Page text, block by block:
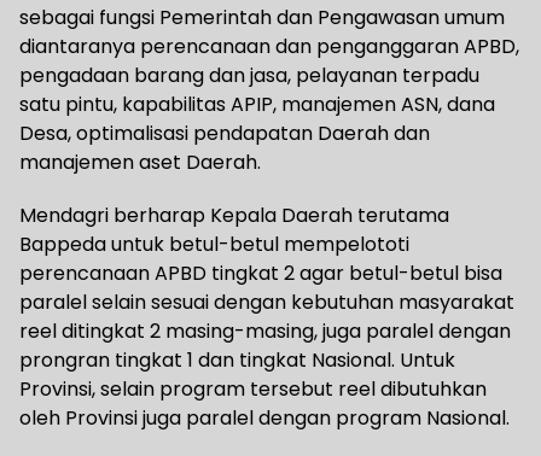
sebagai fungsi Pemerintah dan Pengawasan umum
diantaranya perencanaan dan penganggaran APBD,
pengadaan barang dan jasa, pelayanan terpadu
satu pintu, kapabilitas APIP, manajemen ASN, dana
Desa, optimalisasi pendapatan Daerah dan
manajemen aset Daerah.
Mendagri berharap Kepala Daerah terutama
Bappeda untuk betul-betul mempelototi
perencanaan APBD tingkat 2 agar betul-betul bisa
paralel selain sesuai dengan kebutuhan masyarakat
reel ditingkat 2 masing-masing, juga paralel dengan
prongran tingkat 1 dan tingkat Nasional. Untuk
Provinsi, selain program tersebut reel dibutuhkan
oleh Provinsi juga paralel dengan program Nasional.